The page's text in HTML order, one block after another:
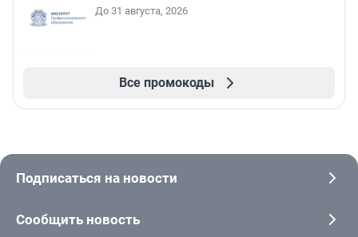
До 31 августа, 2026
Все промокоды
Подписаться на новости
Сообщить новость